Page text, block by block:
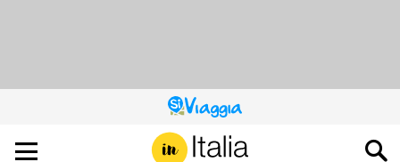
QUESTO
SITO
CONTRIBUISCE
ALL’AUDIENCE
DI